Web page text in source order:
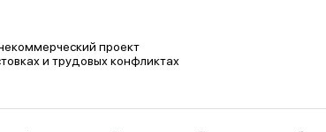
проект
и трудовых конфликтах